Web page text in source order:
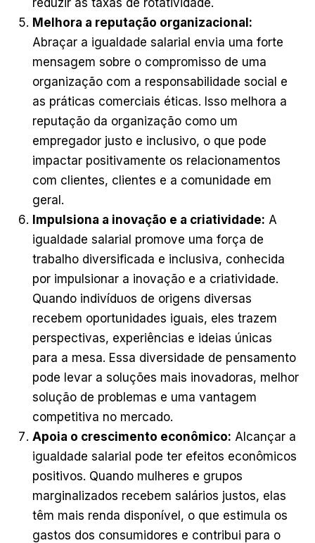
Melhora a reputação organizacional:
Abraçar a igualdade salarial envia uma forte
mensagem sobre o compromisso de uma
organização com a responsabilidade social e
as práticas comerciais éticas. Isso melhora a
reputação da organização como um
empregador justo e inclusivo, o que pode
impactar positivamente os relacionamentos
com clientes, clientes e a comunidade em
geral.
Impulsiona a inovação e a criatividade: A
igualdade salarial promove uma força de
trabalho diversificada e inclusiva, conhecida
por impulsionar a inovação e a criatividade.
Quando indivíduos de origens diversas
recebem oportunidades iguais, eles trazem
perspectivas, experiências e ideias únicas
para a mesa. Essa diversidade de pensamento
pode levar a soluções mais inovadoras, melhor
solução de problemas e uma vantagem
competitiva no mercado.
Apoia o crescimento econômico: Alcançar a
igualdade salarial pode ter efeitos econômicos
positivos. Quando mulheres e grupos
marginalizados recebem salários justos, elas
têm mais renda disponível, o que estimula os
gastos dos consumidores e contribui para o